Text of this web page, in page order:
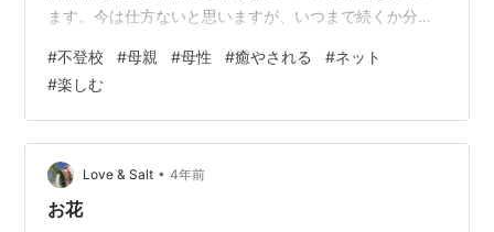
ます。今は仕方ないと思いますが、いつまで続くか分か
ます。その子どものそんなに笑える動画があってよかっ
たなと思います。母親は息子なりの過ごした方で楽しん
でほしいです。それは母親が元気な子どもを見たいか
ら、子どもが元気でいてほしいからです。けれど母親は
どこかで手が離れてほしいとも思っています。このよう
な母親ではいけないでしょうか？ ＜解説＞ ＞夜…
#不登校 #母親 #母性 #癒やされる #ネット
#楽しむ
Love & Salt • 4年前
お花